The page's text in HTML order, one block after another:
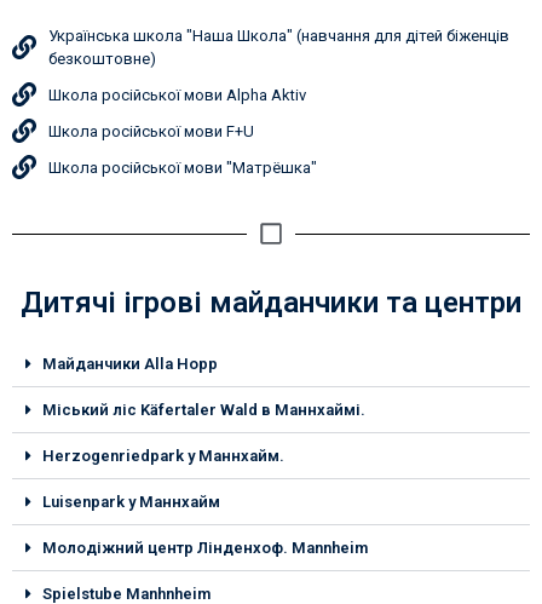
Українська школа "Наша Школа" (навчання для дітей біженців
безкоштовне)
Школа російської мови Alpha Aktiv
Школа російської мови F+U
Школа російської мови "Матрёшка"
Дитячі ігрові майданчики та центри
Майданчики Alla Hopp
Міський ліс Käfertaler Wald в Маннхаймі.
Herzogenriedpark у Маннхайм.
Luisenpark у Маннхайм
Молодіжний центр Лінденхоф. Mannheim
Spiеlstube Manhnheim